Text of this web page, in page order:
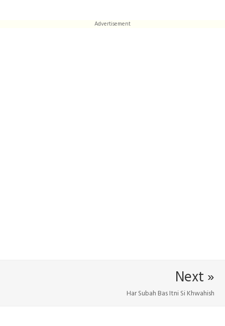
Advertisement
Next »
Har Subah Bas Itni Si Khwahish